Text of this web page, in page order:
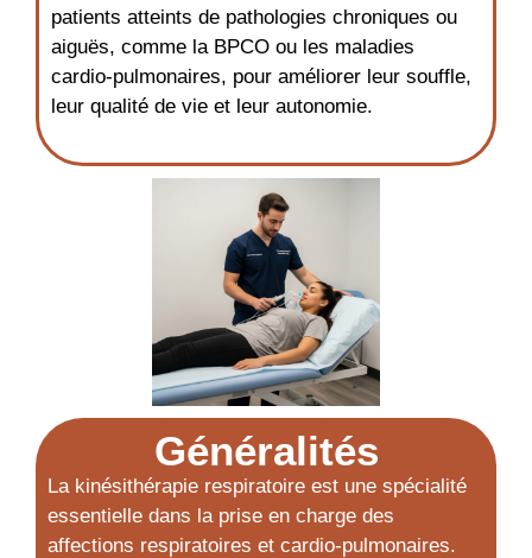
patients atteints de pathologies chroniques ou
aiguës, comme la BPCO ou les maladies
cardio-pulmonaires, pour améliorer leur souffle,
leur qualité de vie et leur autonomie.
Généralités
La kinésithérapie respiratoire est une spécialité
essentielle dans la prise en charge des
affections respiratoires et cardio-pulmonaires.